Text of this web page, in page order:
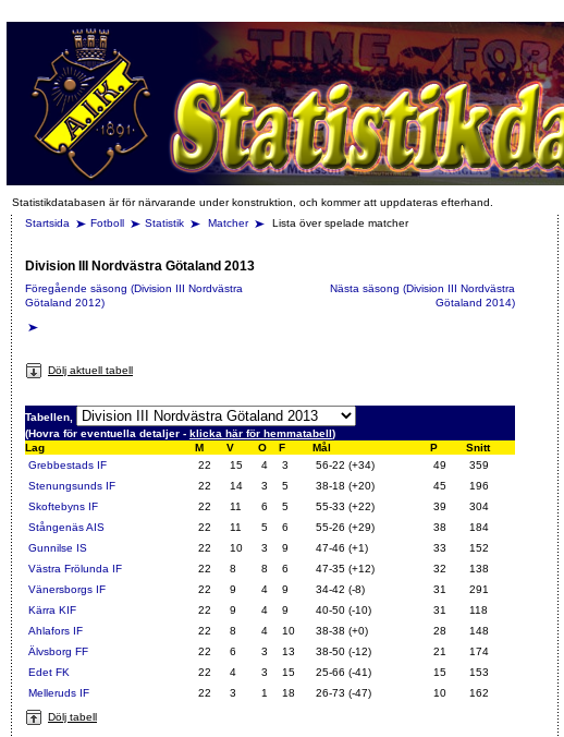
Statistikdatabasen är för närvarande under konstruktion, och kommer att uppdateras efterhand.
Startsida
Fotboll Statistik Matcher Lista över spelade matcher
Division III Nordvästra Götaland 2013
Föregående säsong (Division III Nordvästra
Götaland 2012)
Nästa säsong (Division III Nordvästra
Götaland 2014)
Dölj aktuell tabell
Tabellen,
(Hovra för eventuella detaljer - klicka här för hemmatabell)
Lag
M V O F Mål P
Snitt
Grebbestads IF
22 15 4 3 56-22 (+34) 49
359
Stenungsunds IF
22 14 3 5 38-18 (+20) 45
196
Skoftebyns IF
22 11 6 5 55-33 (+22) 39
304
Stångenäs AIS
22 11 5 6 55-26 (+29) 38
184
Gunnilse IS
22 10 3 9 47-46 (+1) 33
152
Västra Frölunda IF
22 8 8 6 47-35 (+12) 32
138
Vänersborgs IF
22 9 4 9 34-42 (-8) 31
291
Kärra KIF
22 9 4 9 40-50 (-10) 31
118
Ahlafors IF
22 8 4 10 38-38 (+0) 28
148
Älvsborg FF
22 6 3 13 38-50 (-12) 21
174
Edet FK
22 4 3 15 25-66 (-41) 15
153
Melleruds IF
22 3 1 18 26-73 (-47) 10
162
Dölj tabell